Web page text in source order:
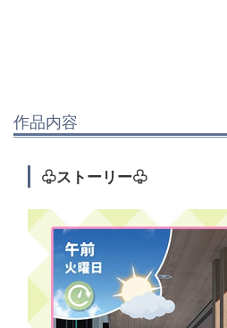
作品内容
♧ストーリー♧